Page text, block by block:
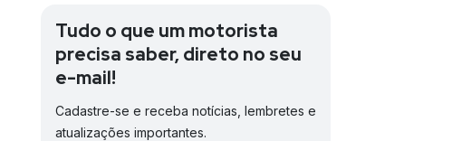
Tudo o que um motorista
precisa saber, direto no seu
e-mail!
Cadastre-se e receba notícias, lembretes e
atualizações importantes.